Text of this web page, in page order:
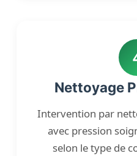
Nettoyage
Intervention par
avec pression
selon le type de